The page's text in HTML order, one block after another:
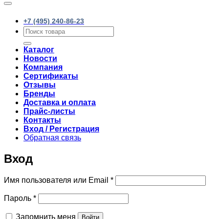
+7 (495) 240-86-23
Искать:
Каталог
Новости
Компания
Сертификаты
Отзывы
Бренды
Доставка и оплата
Прайс-листы
Контакты
Вход / Регистрация
Обратная связь
Вход
Имя пользователя или Email *Обязательно
Пароль *Обязательно
Запомнить меня Войти